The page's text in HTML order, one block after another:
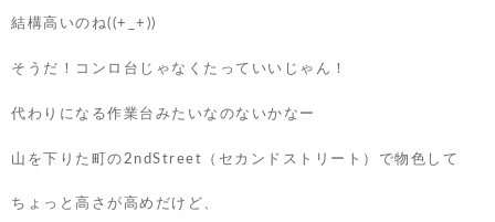
結構高いのね((+_+))
そうだ！コンロ台じゃなくたっていいじゃん！
代わりになる作業台みたいなのないかなー
山を下りた町の2ndStreet（セカンドストリート）で物色して
ちょっと高さが高めだけど、